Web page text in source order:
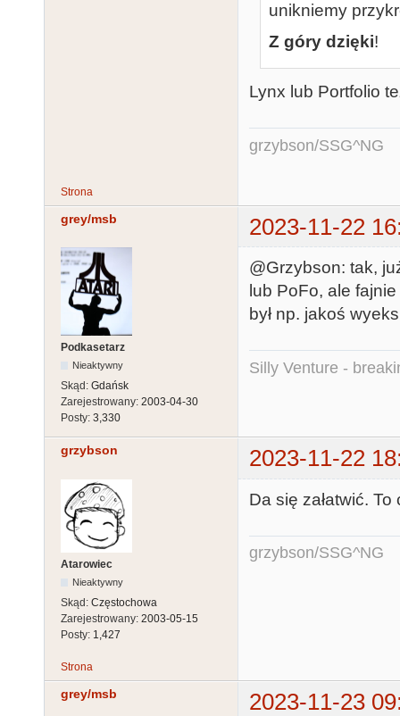
unikniemy
Z góry dzięki!
Lynx lub Portfolio
grzybson/SSG^NG
Strona
grey/msb 2023-11-22
Podkasetarz
Nieaktywny
Skąd: Gdańsk
Zarejestrowany: 2003-04-30
Posty: 3,330
@Grzybson: tak,
lub PoFo, ale
był np. jakoś
Silly Venture -
grzybson 2023-11-22
Atarowiec
Nieaktywny
Skąd: Częstochowa
Zarejestrowany: 2003-05-15
Posty: 1,427
Da się załatwić.
grzybson/SSG^NG
Strona
grey/msb 2023-11-23